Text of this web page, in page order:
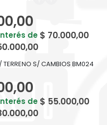
de $ 70.000,00
TERRENO S/ CAMBIOS BM024
de $ 55.000,00